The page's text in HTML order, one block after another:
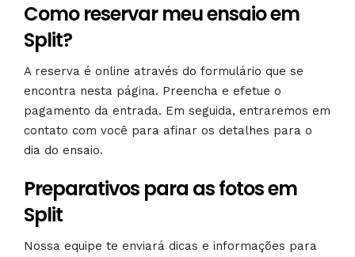
Como reservar meu ensaio em
Split?
A reserva é online através do formulário que se
encontra nesta página. Preencha e efetue o
pagamento da entrada. Em seguida, entraremos em
contato com você para afinar os detalhes para o
dia do ensaio.
Preparativos para as fotos em
Split
Nossa equipe te enviará dicas e informações para